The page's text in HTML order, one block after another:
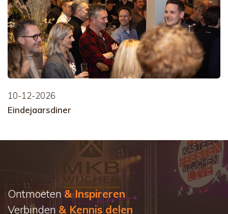
10-12-2026
Eindejaarsdiner
Ontmoeten & Inspireren
Verbinden & Kennis delen